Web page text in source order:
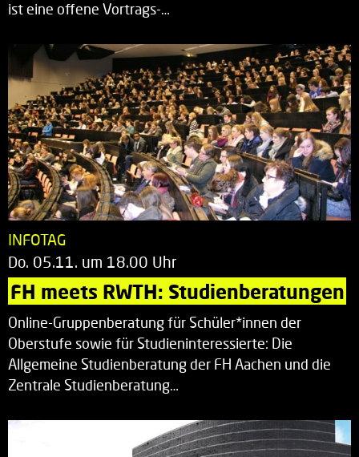
ist eine offene Vortrags-…
INFOTAG
Do. 05.11. um 18.00 Uhr
FH meets RWTH: Studienberatungen
Online-Gruppenberatung für Schüler*innen der
Oberstufe sowie für Studieninteressierte: Die
Allgemeine Studienberatung der FH Aachen und die
Zentrale Studienberatung…